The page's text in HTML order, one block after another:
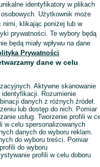
Akcesoria dla ptaków
Klatki i woliery - Barcice Dolne
Wyślij wiadomość
identyfikatory w plikach
Użytkownik może
nimi, klikając poniżej lub w
prywatności. Te wybory będą
będą miały wpływu na dane
Prywatności
dane w celu
Aktywne skanowanie
Rozumienie
danych z różnych źródeł.
lub dostęp do nich. Pomiar
usług. Tworzenie profili w
w celu spersonalizowanych
danych do wyboru reklam.
do wyboru treści. Pomiar
do wyboru
profili w celu doboru